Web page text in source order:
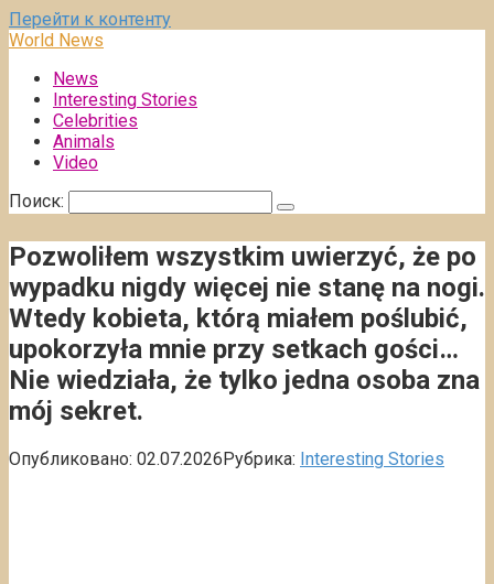
Перейти к контенту
World News
News
Interesting Stories
Celebrities
Animals
Video
Поиск:
Pozwoliłem wszystkim uwierzyć, że po
wypadku nigdy więcej nie stanę na nogi.
Wtedy kobieta, którą miałem poślubić,
upokorzyła mnie przy setkach gości…
Nie wiedziała, że tylko jedna osoba zna
mój sekret.
Опубликовано: 02.07.2026Рубрика: Interesting Stories